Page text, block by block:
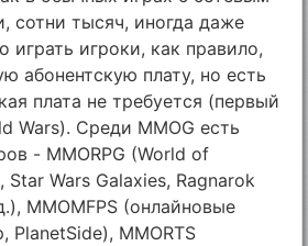
сотни тысяч, иногда даже
играть игроки, как правило,
абонентскую плату, но есть
плата не требуется (первый
Wars). Среди MMOG есть
- MMORPG (World of
Star Wars Galaxies, Ragnarok
MMOMFPS (онлайновые
MMORTS